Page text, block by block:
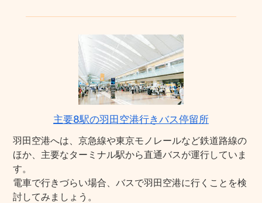
主要8駅の羽田空港行きバス停留所
羽田空港へは、京急線や東京モノレールなど鉄道路線の
ほか、主要なターミナル駅から直通バスが運行していま
す。
電車で行きづらい場合、バスで羽田空港に行くことを検
討してみましょう。